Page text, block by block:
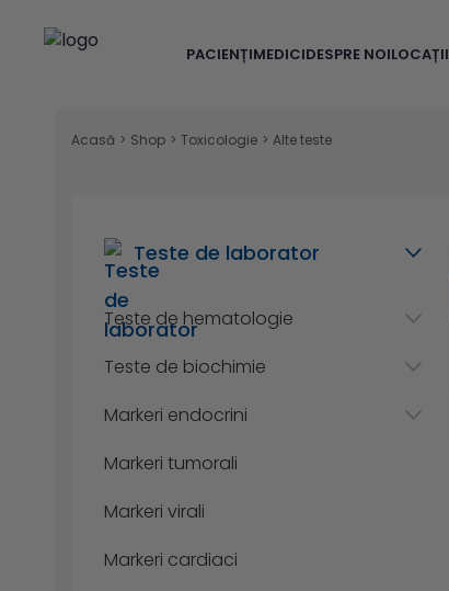
PACIENȚIMEDICIDESPRE NOILOCAȚII
Acasă > Shop > Toxicologie > Alte teste
Teste de laborator
Teste de hematologie
Teste de biochimie
Markeri endocrini
Markeri tumorali
Markeri virali
Markeri cardiaci